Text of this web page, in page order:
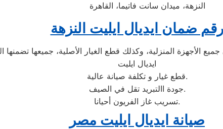
النزهة، ميدان سانت فاتيما، القاهرة
رقم ضمان ايديال ايليت النزهة
الأجهزة المنزلية، وكذلك قطع الغيار الأصلية، جميعها
ايديال ايليت
قطع غيار و تكلفة صيانة عالية.
جودة االتبريد تقل في الصيف.
تسريب غاز الفريون أحيانا.
صيانة ايديال ايليت مصر